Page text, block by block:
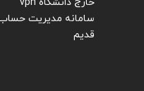
خارج دانشگاه vpn
سامانه مدیریت حساب
قدیم